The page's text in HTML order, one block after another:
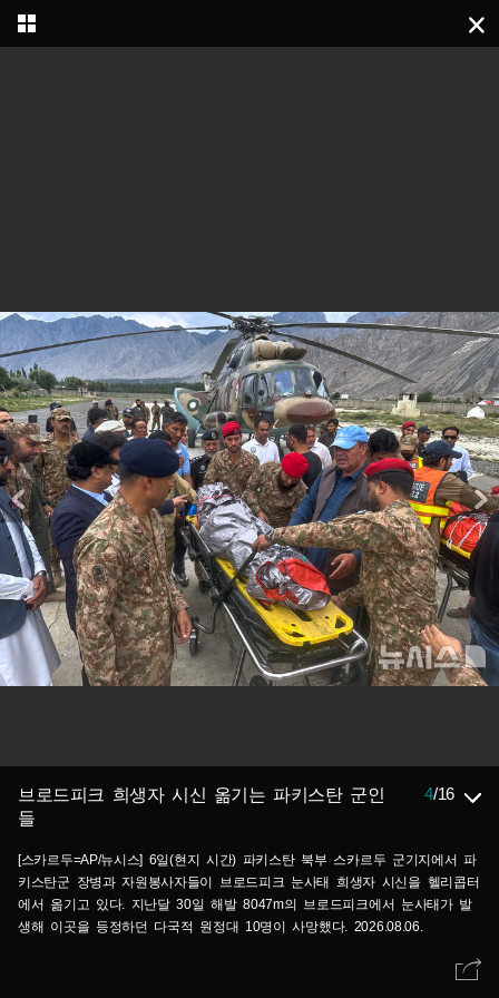
브로드피크 희생자 시신 옮기는 파키스탄 군인
들
4/16
[스카르두=AP/뉴시스] 6일(현지 시간) 파키스탄 북부 스카르두 군기지에서 파
키스탄군 장병과 자원봉사자들이 브로드피크 눈사태 희생자 시신을 헬리콥터
에서 옮기고 있다. 지난달 30일 해발 8047m의 브로드피크에서 눈사태가 발
생해 이곳을 등정하던 다국적 원정대 10명이 사망했다. 2026.08.06.